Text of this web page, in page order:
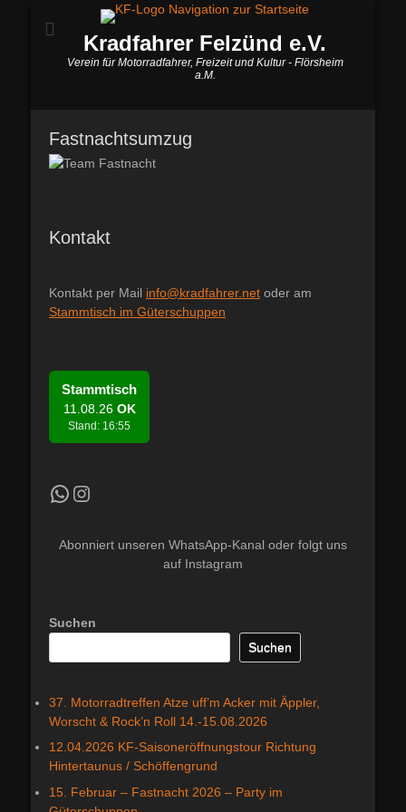
Kradfahrer Felzünd e.V.
Verein für Motorradfahrer, Freizeit und Kultur - Flörsheim
a.M.
Fastnachtsumzug
Kontakt
Kontakt per Mail info@kradfahrer.net oder am
Stammtisch im Güterschuppen
Stammtisch
11.08.26 OK
Stand: 16:55
Kradfahrer WhatsApp KanalInstagram
Abonniert unseren WhatsApp-Kanal oder folgt uns
auf Instagram
Suchen
Suchen
37. Motorradtreffen Atze uff’m Acker mit Äppler,
Worscht & Rock’n Roll 14.-15.08.2026
12.04.2026 KF-Saisoneröffnungstour Richtung
Hintertaunus / Schöffengrund
15. Februar – Fastnacht 2026 – Party im